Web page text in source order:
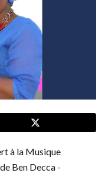
à la Musique
Ben Decca -